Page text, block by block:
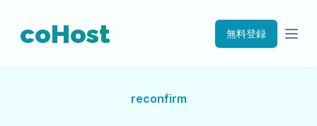
coHost 無料登録
reconfirm